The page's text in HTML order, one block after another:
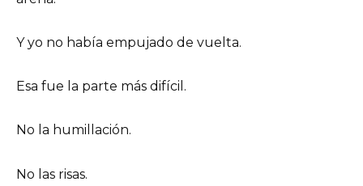
Y yo no había empujado de vuelta.
Esa fue la parte más difícil.
No la humillación.
No las risas.